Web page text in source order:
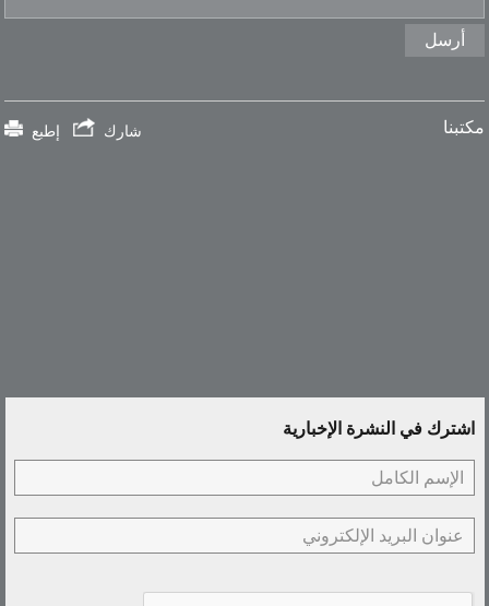
مكتبنا شارك إطبع
اشترك في النشرة الإخبارية